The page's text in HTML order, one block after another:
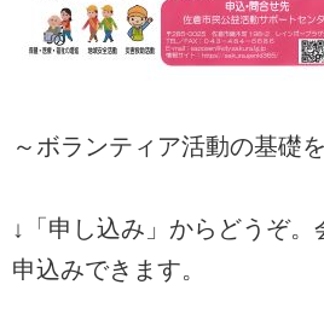
～ボランティア活動の基礎
↓「申し込み」からどうぞ。
申込みできます。